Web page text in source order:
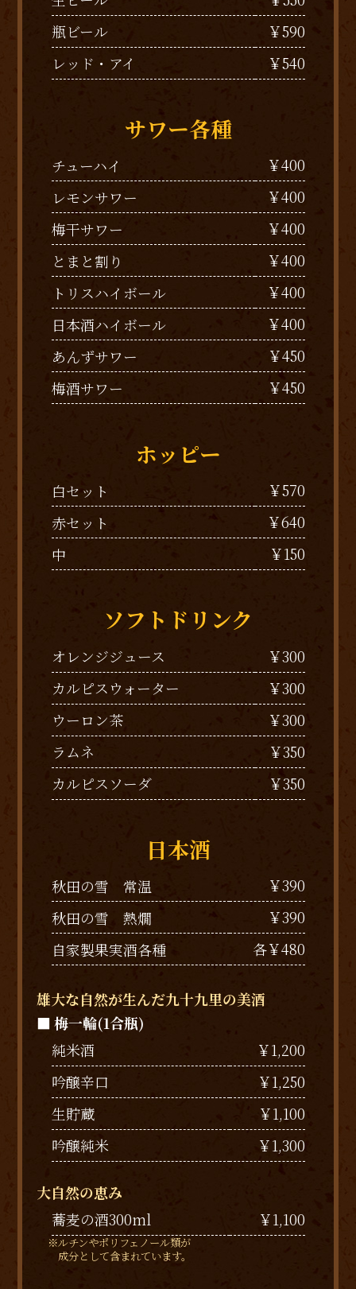
瓶ビール
￥590
レッド・アイ
￥540
サワー各種
チューハイ
￥400
レモンサワー
￥400
梅干サワー
￥400
とまと割り
￥400
トリスハイボール
￥400
日本酒ハイボール
￥400
あんずサワー
￥450
梅酒サワー
￥450
ホッピー
白セット
￥570
赤セット
￥640
中
￥150
ソフトドリンク
オレンジジュース
￥300
カルピスウォーター
￥300
ウーロン茶
￥300
ラムネ
￥350
カルピスソーダ
￥350
日本酒
秋田の雪 常温
￥390
秋田の雪 熱燗
￥390
自家製果実酒各種
各￥480
雄大な自然が生んだ九十九里の美酒
■ 梅一輪(1合瓶)
純米酒
￥1,200
吟醸辛口
￥1,250
生貯蔵
￥1,100
吟醸純米
￥1,300
大自然の恵み
蕎麦の酒300ml
￥1,100
※ルチンやポリフェノール類が
成分として含まれています。